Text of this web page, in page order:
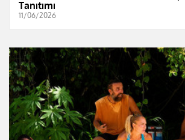
Tanıtımı
11/06/2026